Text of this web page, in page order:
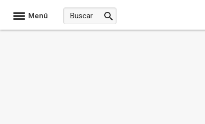
Menú